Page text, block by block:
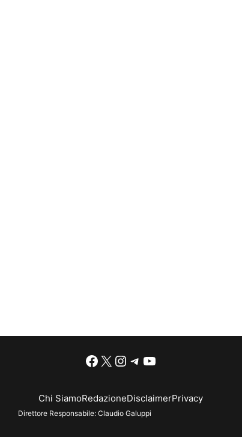
Facebook
X Instagram
Telegram
YouTube
Chi SiamoRedazioneDisclaimerPrivacy
Direttore Responsabile: Claudio Galuppi